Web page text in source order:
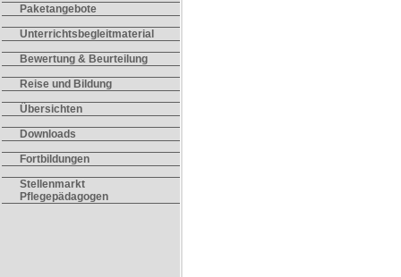
Paketangebote
Unterrichtsbegleitmaterial
Bewertung & Beurteilung
Reise und Bildung
Übersichten
Downloads
Fortbildungen
Stellenmarkt
Pflegepädagogen